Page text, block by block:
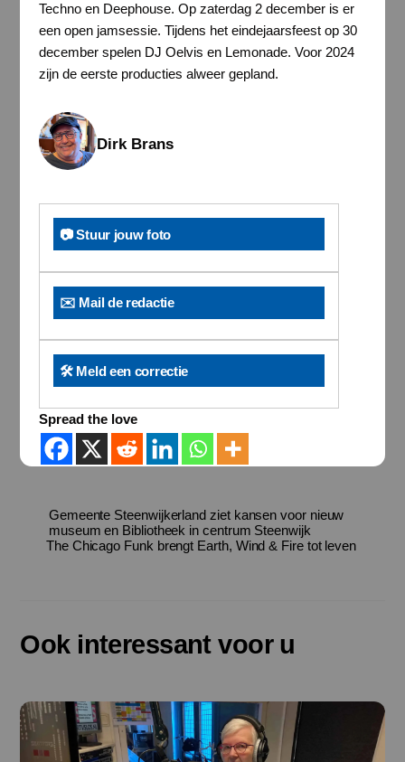
Techno en Deephouse. Op zaterdag 2 december is er
een open jamsessie. Tijdens het eindejaarsfeest op 30
december spelen DJ Oelvis en Lemonade. Voor 2024
zijn de eerste producties alweer gepland.
Dirk Brans
📷 Stuur jouw foto
✉️ Mail de redactie
🛠️ Meld een correctie
Spread the love
Gemeente Steenwijkerland ziet kansen voor nieuw
museum en Bibliotheek in centrum Steenwijk
The Chicago Funk brengt Earth, Wind & Fire tot leven
Ook interessant voor u